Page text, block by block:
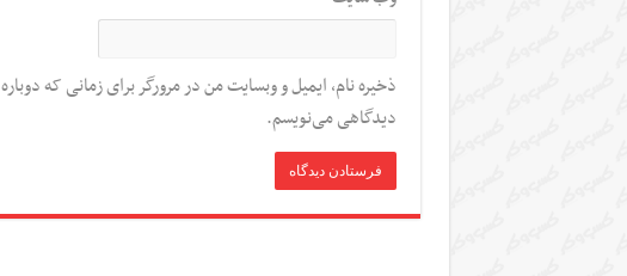
ذخیره نام، ایمیل و وبسایت من در مرورگر برای زمانی که دوباره
دیدگاهی می‌نویسم.